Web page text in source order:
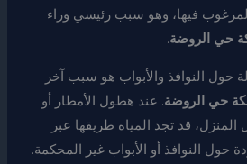
فيها، وهو سبب رئيسي وراء
حي الروضة.
حول النوافذ والأبواب هو سبب آخر
حي الروضة. عند هطول الأمطار أو
المنزل، قد تجد المياه طريقها عبر
حول النوافذ أو الأبواب غير المحكمة.